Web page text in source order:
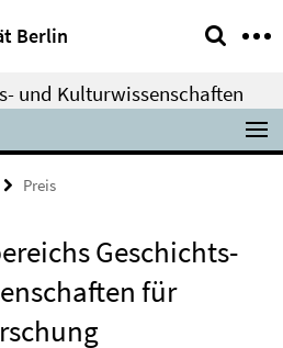
Berlin
und Kulturwissenschaften
Preis
Geschichts-
für